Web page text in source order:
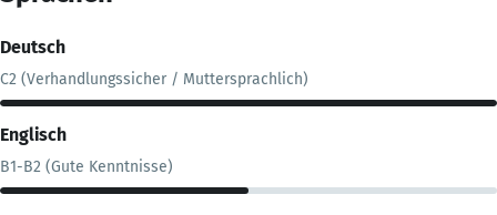
Deutsch
C2 (Verhandlungssicher / Muttersprachlich)
Englisch
B1-B2 (Gute Kenntnisse)